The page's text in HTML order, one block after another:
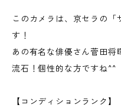
このカメラは、京セラの
す！
あの有名な俳優さん菅田将
流石！個性的な方ですね^^
【コンディションランク】